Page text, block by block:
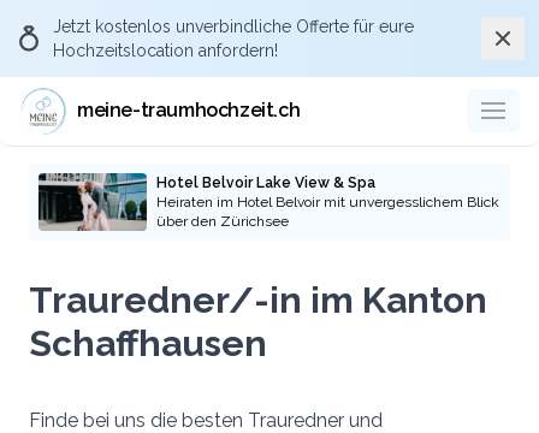
Jetzt kostenlos unverbindliche Offerte für eure
Hochzeitslocation anfordern!
meine-traumhochzeit.ch
Hotel Belvoir Lake View & Spa
Heiraten im Hotel Belvoir mit unvergesslichem Blick
über den Zürichsee
Trauredner/-in im Kanton
Schaffhausen
Finde bei uns die besten Trauredner und